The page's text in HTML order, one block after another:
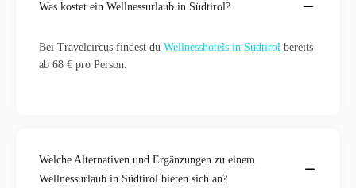
Was kostet ein Wellnessurlaub in Südtirol?
Bei Travelcircus findest du Wellnesshotels in Südtirol bereits
ab 68 € pro Person.
Welche Alternativen und Ergänzungen zu einem
Wellnessurlaub in Südtirol bieten sich an?